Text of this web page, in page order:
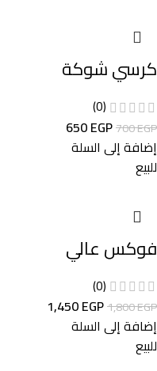
كرسي شوكة
(0)
700EGP
650EGP
إضافة إلى السلة
للبيع
فوكس عالي
(0)
1,800EGP
1,450EGP
إضافة إلى السلة
للبيع